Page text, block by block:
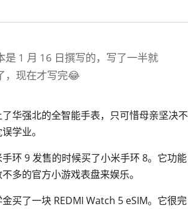
是 1 月 16 日撰写的，写了一半就
，现在才写完😂
华强北的全智能手表，只可惜母亲坚决不
学业。
环 9 发售的时候买了小米手环 8。它功能
多的官方小游戏表盘来娱乐。
买了一块 REDMI Watch 5 eSIM。它很完